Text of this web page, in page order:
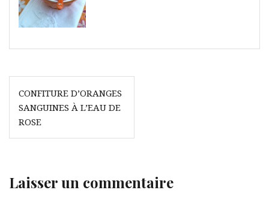
Navigation
de
l’article
CONFITURE D’ORANGES
SANGUINES À L’EAU DE
ROSE
Laisser un commentaire